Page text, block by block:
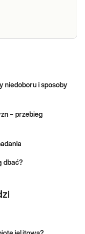
typu I, II, IIIA-
genów IDUA,
niedoboru i sposoby
– przebieg
dbać?